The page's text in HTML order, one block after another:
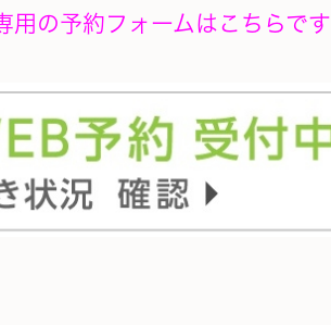
用の予約フォームはこちらです